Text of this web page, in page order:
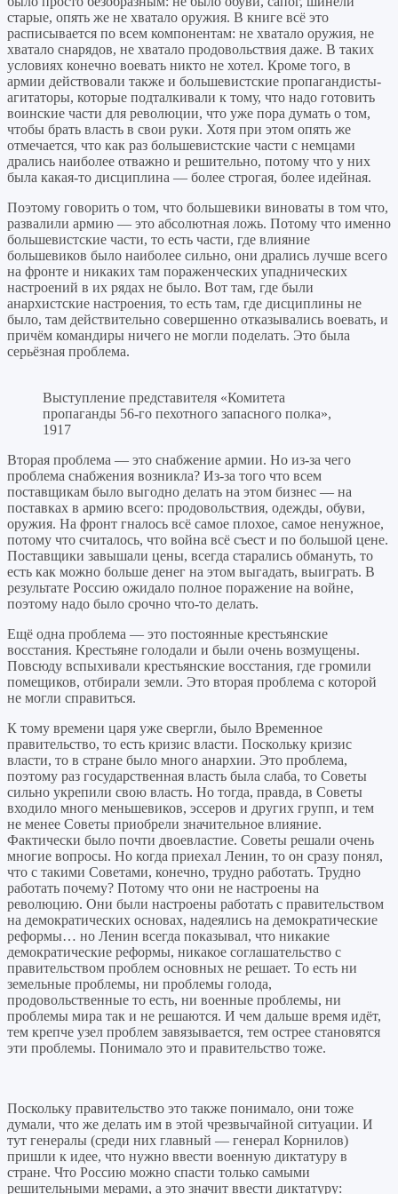
старые, опять же не хватало оружия. В книге всё это
расписывается по всем компонентам: не хватало оружия, не
хватало снарядов, не хватало продовольствия даже. В таких
условиях конечно воевать никто не хотел. Кроме того, в
армии действовали также и большевистские пропагандисты-
агитаторы, которые подталкивали к тому, что надо готовить
воинские части для революции, что уже пора думать о том,
чтобы брать власть в свои руки. Хотя при этом опять же
отмечается, что как раз большевистские части с немцами
дрались наиболее отважно и решительно, потому что у них
была какая-то дисциплина — более строгая, более идейная.
Поэтому говорить о том, что большевики виноваты в том что,
развалили армию — это абсолютная ложь. Потому что именно
большевистские части, то есть части, где влияние
большевиков было наиболее сильно, они дрались лучше всего
на фронте и никаких там пораженческих упаднических
настроений в их рядах не было. Вот там, где были
анархистские настроения, то есть там, где дисциплины не
было, там действительно совершенно отказывались воевать, и
причём командиры ничего не могли поделать. Это была
серьёзная проблема.
Выступление представителя «Комитета
пропаганды 56-го пехотного запасного полка»,
1917
Вторая проблема — это снабжение армии. Но из-за чего
проблема снабжения возникла? Из-за того что всем
поставщикам было выгодно делать на этом бизнес — на
поставках в армию всего: продовольствия, одежды, обуви,
оружия. На фронт гналось всё самое плохое, самое ненужное,
потому что считалось, что война всё съест и по большой цене.
Поставщики завышали цены, всегда старались обмануть, то
есть как можно больше денег на этом выгадать, выиграть. В
результате Россию ожидало полное поражение на войне,
поэтому надо было срочно что-то делать.
Ещё одна проблема — это постоянные крестьянские
восстания. Крестьяне голодали и были очень возмущены.
Повсюду вспыхивали крестьянские восстания, где громили
помещиков, отбирали земли. Это вторая проблема с которой
не могли справиться.
К тому времени царя уже свергли, было Временное
правительство, то есть кризис власти. Поскольку кризис
власти, то в стране было много анархии. Это проблема,
поэтому раз государственная власть была слаба, то Советы
сильно укрепили свою власть. Но тогда, правда, в Советы
входило много меньшевиков, эссеров и других групп, и тем
не менее Советы приобрели значительное влияние.
Фактически было почти двоевластие. Советы решали очень
многие вопросы. Но когда приехал Ленин, то он сразу понял,
что с такими Советами, конечно, трудно работать. Трудно
работать почему? Потому что они не настроены на
революцию. Они были настроены работать с правительством
на демократических основах, надеялись на демократические
реформы… но Ленин всегда показывал, что никакие
демократические реформы, никакое соглашательство с
правительством проблем основных не решает. То есть ни
земельные проблемы, ни проблемы голода,
продовольственные то есть, ни военные проблемы, ни
проблемы мира так и не решаются. И чем дальше время идёт,
тем крепче узел проблем завязывается, тем острее становятся
эти проблемы. Понимало это и правительство тоже.
Поскольку правительство это также понимало, они тоже
думали, что же делать им в этой чрезвычайной ситуации. И
тут генералы (среди них главный — генерал Корнилов)
пришли к идее, что нужно ввести военную диктатуру в
стране. Что Россию можно спасти только самыми
решительными мерами, а это значит ввести диктатуру: